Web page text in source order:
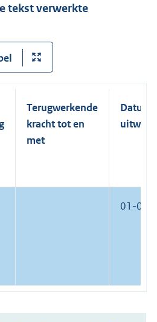
tekst verwerkte
Terugwerkende
kracht tot en
met
Datum
01-01-